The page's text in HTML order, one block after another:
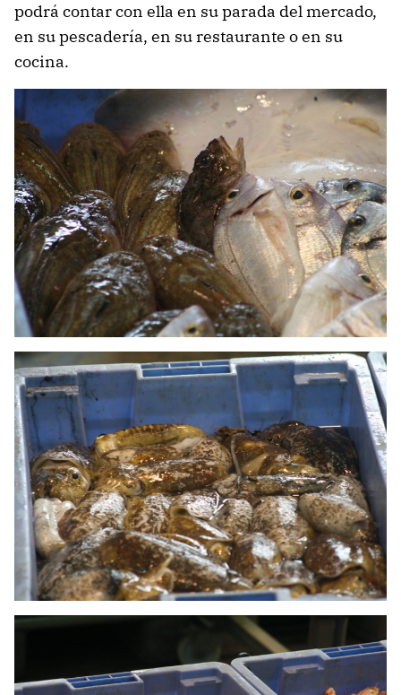
podrá contar con ella en su parada del mercado,
en su pescadería, en su restaurante o en su
cocina.